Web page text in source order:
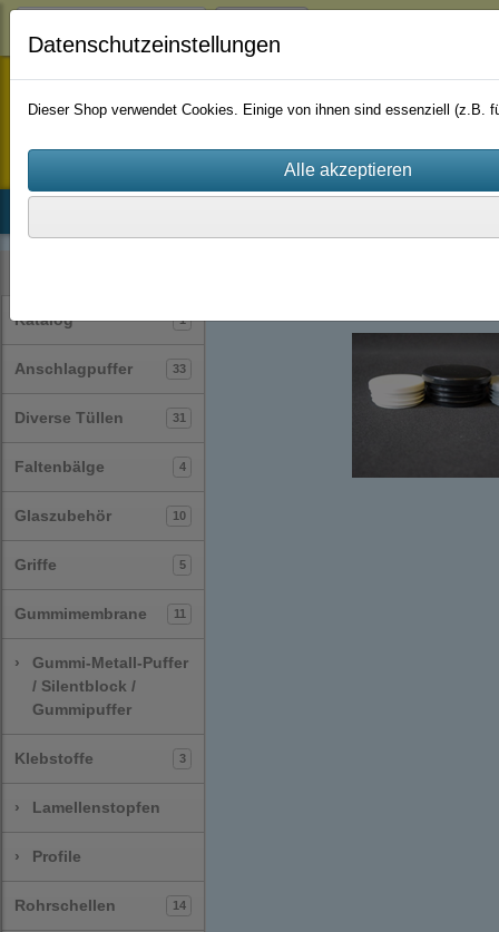
staufenbiel-berlin
Katalog 1
Anschlagpuffer 33
Diverse Tüllen 31
Faltenbälge 4
Glaszubehör 10
Griffe 5
Gummimembrane 11
›
Gummi-Metall-Puffer
/ Silentblock /
Gummipuffer
Klebstoffe 3
› Lamellenstopfen
› Profile
Rohrschellen 14
Datenschutzeinstellungen
Dieser Shop verwendet Cookies. Einige von ihnen sind essenziell (z.B.